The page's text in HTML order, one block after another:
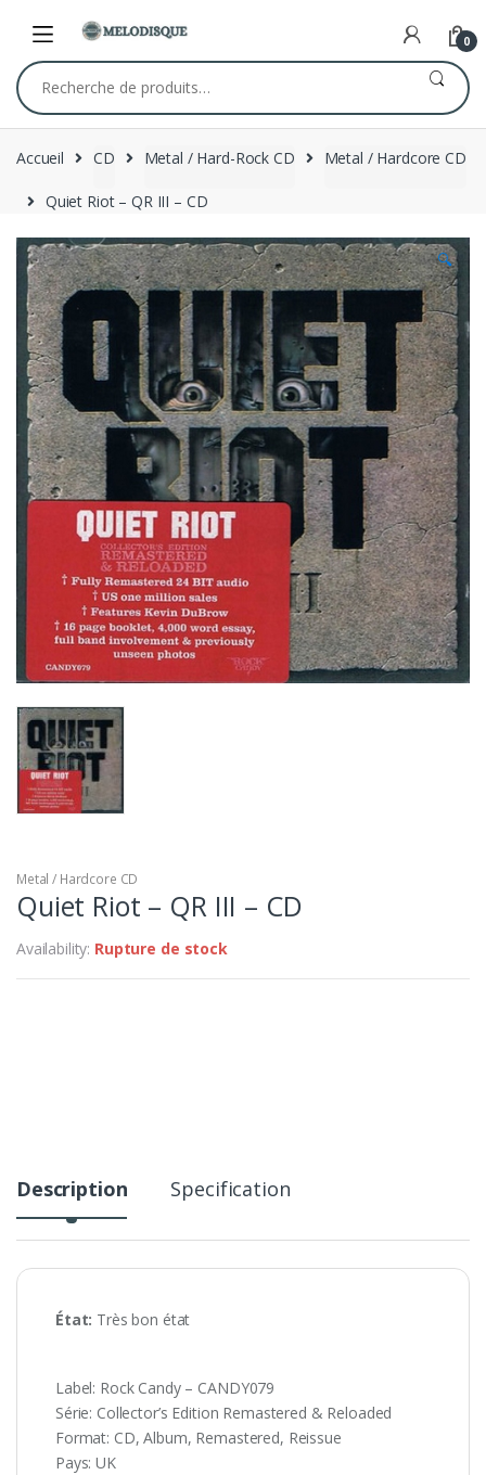
navigation
content
0
Recherche
pour :
Accueil CD Metal / Hard-Rock CD Metal / Hardcore CD
Quiet Riot – QR III – CD
🔍
Metal / Hardcore CD
Quiet Riot – QR III – CD
Availability: Rupture de stock
Description Specification
État: Très bon état
Label: Rock Candy – CANDY079
Série: Collector’s Edition Remastered & Reloaded
Format: CD, Album, Remastered, Reissue
Pays: UK